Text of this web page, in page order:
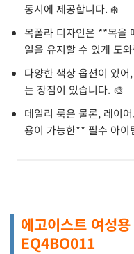
동시에 제공합니다. ❄️
목폴라 디자인은 **목을
일을 유지할 수 있게 도
다양한 색상 옵션이 있
는 장점이 있습니다. 🎨
데일리 룩은 물론, 레이
용이 가능한** 필수 아이
에고이스트 여성
EQ4BO011